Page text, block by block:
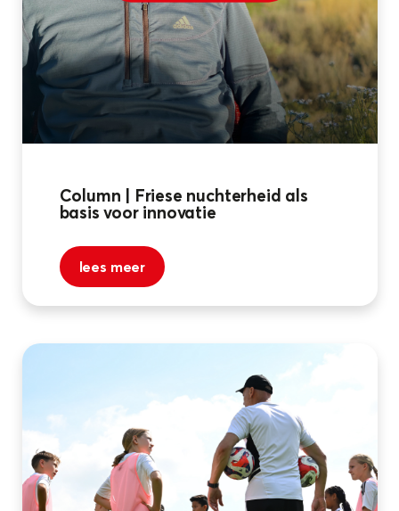
Column | Friese nuchterheid als
basis voor innovatie
lees meer